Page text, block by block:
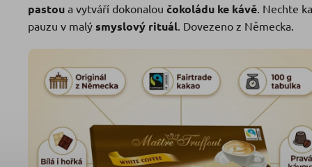
pastou a vytváří dokonalou čokoládu ke kávě . Nechte
pauzu v malý smyslový rituál . Dovezeno z Německa.